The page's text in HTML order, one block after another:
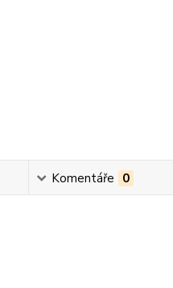
Komentáře 0